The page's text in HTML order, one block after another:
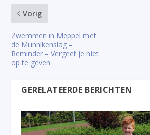
Vorig
Zwemmen in Meppel met
de Munnikenslag –
Reminder – Vergeet je niet
op te geven
GERELATEERDE BERICHTEN